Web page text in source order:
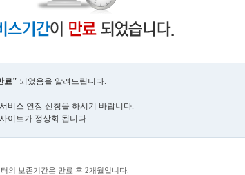
료" 되었음을 알려드립니다.
비스 연장 신청을 하시기 바랍니다.
이트가 정상화 됩니다.
의 보존기간은 만료 후 2개월입니다.